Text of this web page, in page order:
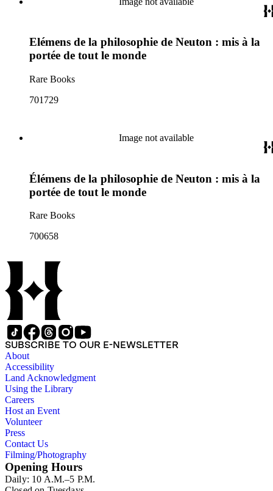
Elémens de la philosophie de Neuton : mis à la
portée de tout le monde
Rare Books
701729
Image not available
Élémens de la philosophie de Neuton : mis à la
portée de tout le monde
Rare Books
700658
SUBSCRIBE TO OUR E-NEWSLETTER
About
Accessibility
Land Acknowledgment
Using the Library
Careers
Host an Event
Volunteer
Press
Contact Us
Filming/Photography
Opening Hours
Daily: 10 A.M.–5 P.M.